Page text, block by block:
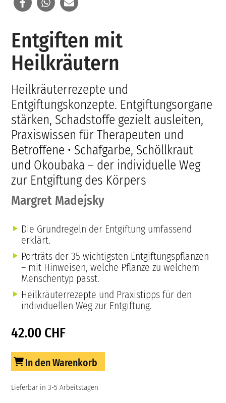
Entgiften mit
Heilkräutern
Heilkräuterrezepte und
Entgiftungskonzepte. Entgiftungsorgane
stärken, Schadstoffe gezielt ausleiten,
Praxiswissen für Therapeuten und
Betroffene • Schafgarbe, Schöllkraut
und Okoubaka – der individuelle Weg
zur Entgiftung des Körpers
Margret Madejsky
Die Grundregeln der Entgiftung umfassend
erklärt.
Porträts der 35 wichtigsten Entgiftungspflanzen
– mit Hinweisen, welche Pflanze zu welchem
Menschentyp passt.
Heilkräuterrezepte und Praxistipps für den
individuellen Weg zur Entgiftung.
42.00 CHF
In den Warenkorb
Lieferbar in 3-5 Arbeitstagen